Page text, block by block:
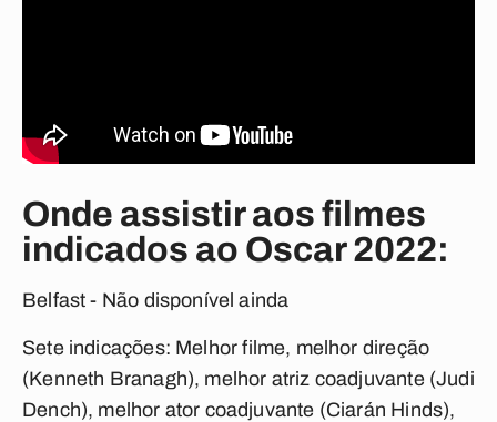
Onde assistir aos filmes
indicados ao Oscar 2022:
Belfast - Não disponível ainda
Sete indicações: Melhor filme, melhor direção
(Kenneth Branagh), melhor atriz coadjuvante (Judi
Dench), melhor ator coadjuvante (Ciarán Hinds),